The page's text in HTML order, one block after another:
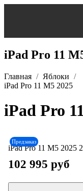
iPad Pro 11
Главная Яблоки
iPad Pro 11 M5 2025
iPad Pro
Предзаказ
iPad Pro 11 М5 2025
102 995 руб